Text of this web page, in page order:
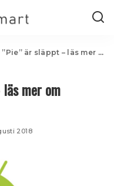
är släppt – läs mer om nyheterna här
mer om
2018